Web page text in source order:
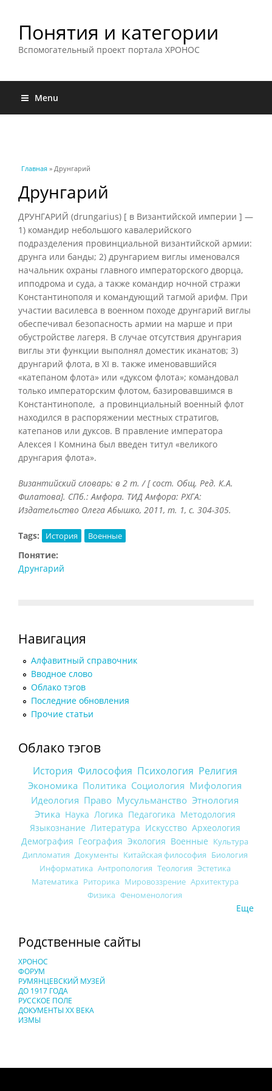
Понятия и категории
Вспомогательный проект портала ХРОНОС
Menu
Вы здесь
Главная » Друнгарий
Друнгарий
ДРУНГАРИЙ (drungarius) [ в Византийской империи ] —
1) командир небольшого кавалерийского
подразделения провинциальной византийской армии:
друнга или банды; 2) друнгарием виглы именовался
начальник охраны главного императорского дворца,
ипподрома и суда, а также командир ночной стражи
Константинополя и командующий тагмой арифм. При
участии василевса в военном походе друнгарий виглы
обеспечивал безопасность армии на марше и при
обустройстве лагеря. В случае отсутствия друнгария
виглы эти функции выполнял доместик иканатов; 3)
друнгарий флота, в XI в. также именовавшийся
«катепаном флота» или «дуксом флота»; командовал
только императорским флотом, базировавшимся в
Константинополе, а провинциальный военный флот
находился в распоряжении местных стратигов,
катепанов или дуксов. В правление императора
Алексея I Комнина был введен титул «великого
друнгария флота».
Византийский словарь: в 2 т. / [ сост. Общ. Ред. К.А.
Филатова]. СПб.: Амфора. ТИД Амфора: РХГА:
Издательство Олега Абышко, 2011, т. 1, с. 304-305.
Tags: История Военные
Понятие:
Друнгарий
Навигация
Алфавитный справочник
Вводное слово
Облако тэгов
Последние обновления
Прочие статьи
Облако тэгов
История Философия Психология Религия
Экономика Политика Социология Мифология
Идеология Право Мусульманство Этнология
Этика Наука Логика Педагогика Методология
Языкознание Литература Искусство Археология
Демография География Экология Военные Культура
Дипломатия Документы Китайская философия Биология
Информатика Антропология Теология Эстетика
Математика Риторика Мировоззрение Архитектура
Физика Феноменология
Еще
Родственные сайты
ХРОНОС
ФОРУМ
РУМЯНЦЕВСКИЙ МУЗЕЙ
ДО 1917 ГОДА
РУССКОЕ ПОЛЕ
ДОКУМЕНТЫ XX ВЕКА
ИЗМЫ